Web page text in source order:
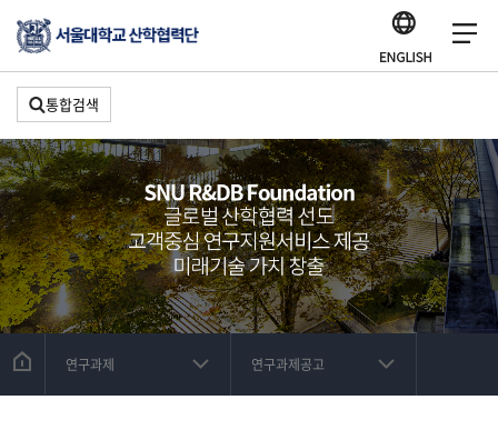
통합검색
연구과제 연구과제공고